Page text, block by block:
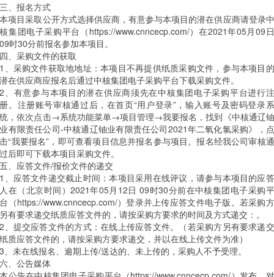
三、报名方式
本项目采取公开方式选择供应商，有意参与本项目的潜在供应商请登录中
核集团电子采购平台（https://www.cnncecp.com/）在2021年05月09日
09时30分前报名参加本项目。
四、采购文件的获取
1、采购文件获取地地址：本项目不再提供纸质采购文件，参与本项目的
潜在供应商应报名后通过中核集团电子采购平台下载采购文件。
2、有意参与本项目的潜在供应商须先在中核集团电子采购平台进行注
册。注册账号审核通过后，在首页“用户登录”，输入账号及密码登录系
统，依次点击→系统功能菜单→项目管理→我要报名，找到《中核通辽铀
业有限责任公司-中核通辽铀业有限责任公司2021年二氧化氯采购》，点
击“我要报名”，即可查看项目信息并报名参与项目。报名经我公司审核通
过后即可下载本项目采购文件。
五、应答文件/报价文件的递交
1、应答文件递交截止时间：本项目采用在线评议，请参与本项目的应答
人在（北京时间）2021年05月12日 09时30分前在中核集团电子采购平
台（https://www.cnncecp.com/）登录并上传应答文件电子版。若采购方
另有要求递交纸质应答文件的，请按采购方要求的时间及方式递交：。
2、提交应答文件的方式：在线上传应答文件。（若采购方另有要求递交
纸质应答文件的，请按采购方要求递交，并以在线上传文件为准）
3、未在线报名、逾期上传/送达的、未上传的，采购人不予受理。
六、公告媒体